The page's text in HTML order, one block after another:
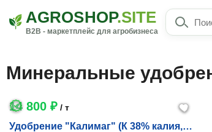
AGROSHOP.SITE
B2B - маркетплейс для агробизнеса
Минеральные
14 800 ₽ / т
Удобрение "Калимаг" (К 38% калия,